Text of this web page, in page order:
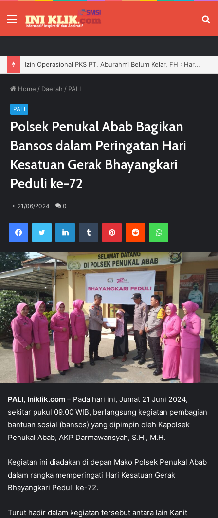
Menu
Izin Operasional PKS PT. Aburahmi Belum Kelar, FH : Harusnya Tidak Boleh Bergerak Sebelum Dilengkapi
Home / Daerah / PALI
PALI
Polsek Penukal Abab Bagikan
Bansos dalam Peringatan Hari
Kesatuan Gerak Bhayangkari
Peduli ke-72
21/06/2024 0
PALI, Iniklik.com – Pada hari ini, Jumat 21 Juni 2024,
sekitar pukul 09.00 WIB, berlangsung kegiatan pembagian
bantuan sosial (bansos) yang dipimpin oleh Kapolsek
Penukal Abab, AKP Darmawansyah, S.H., M.H.
Kegiatan ini diadakan di depan Mako Polsek Penukal Abab
dalam rangka memperingati Hari Kesatuan Gerak
Bhayangkari Peduli ke-72.
Turut hadir dalam kegiatan tersebut antara lain Kanit